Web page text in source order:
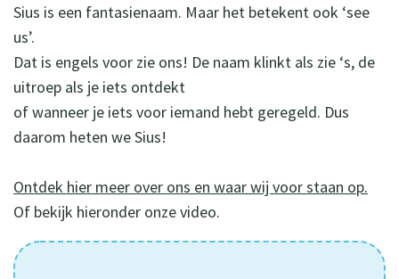
Sius is een fantasienaam. Maar het betekent ook ‘see
us’.
Dat is engels voor zie ons! De naam klinkt als zie ‘s, de
uitroep als je iets ontdekt
of wanneer je iets voor iemand hebt geregeld. Dus
daarom heten we Sius!
Ontdek hier meer over ons en waar wij voor staan op.
Of bekijk hieronder onze video.